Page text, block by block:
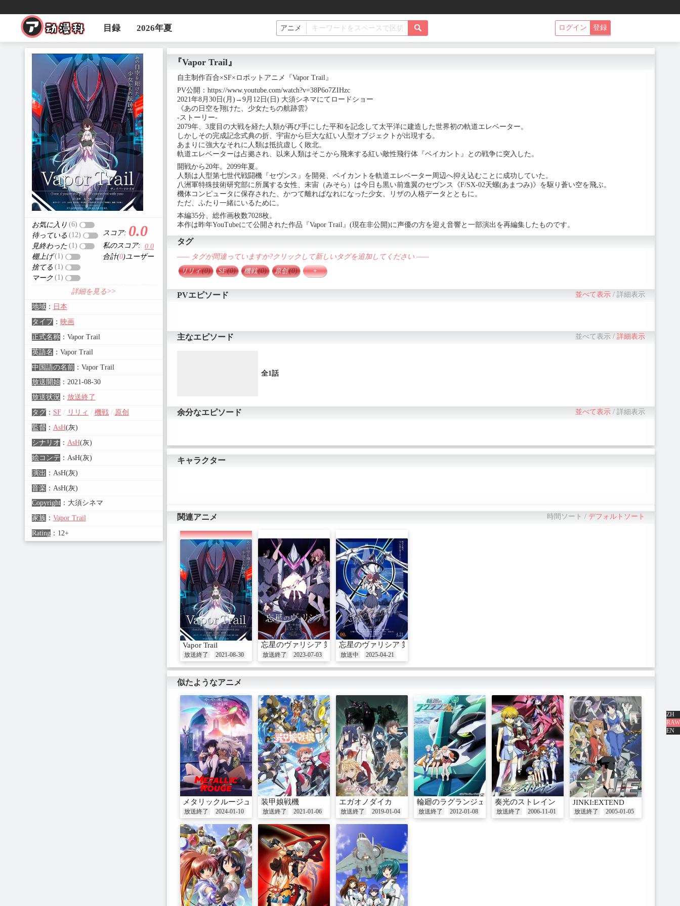
目録 2026年夏 ログイン 登録
ZH
RAW
EN
お気に入り (6)
待っている (12)
見終わった (1)
棚上げ (1)
捨てる (1)
マーク (1)
スコア: 0.0
私のスコア: 0.0
合計(0)ユーザー
詳細を見る>>
地域： 日本
タイプ： 映画
正式名称： Vapor Trail
英語名 ： Vapor Trail
中国語の名前： Vapor Trail
放送開始： 2021-08-30
放送状況 ： 放送終了
タグ： SF / リリィ / 機戦 / 原创
監督 ： AsH(灰)
シナリオ ： AsH(灰)
絵コンテ ： AsH(灰)
演出 ： AsH(灰)
音楽 ： AsH(灰)
Copyright： 大須シネマ
家族： Vapor Trail
Rating： 12+
『Vapor Trail』
自主制作百合×SF×ロボットアニメ『Vapor Trail』
PV公開：https://www.youtube.com/watch?v=38P6o7ZIHzc
2021年8月30日(月)→9月12日(日) 大須シネマにてロードショー
《あの日空を翔けた、少女たちの航跡雲》
-ストーリー-
2079年、3度目の大戦を経た人類が再び手にした平和を記念して太平洋に建造した世界初の軌道エレベーター。
しかしその完成記念式典の折、宇宙から巨大な紅い人型オブジェクトが出現する。
あまりに強大なそれに人類は抵抗虚しく敗北。
軌道エレベーターは占拠され、以来人類はそこから飛来する紅い敵性飛行体『ベイカント』との戦争に突入した。
開戦から20年。2099年夏。
人類は人型第七世代戦闘機『セヴンス』を開発、ベイカントを軌道エレベーター周辺へ抑え込むことに成功していた。
八洲軍特殊技術研究部に所属する女性、未宙（みそら）は今日も黒い前進翼のセヴンス《F/SX-02天螺(あまつみ)》を駆り蒼い空を飛ぶ。
機体コンピュータに保存された、かつて離ればなれになった少女、リザの人格データとともに。
ただ、ふたり一緒にいるために。
本編35分、総作画枚数7028枚。
本作は昨年YouTubeにて公開された作品『Vapor Trail』(現在非公開)に声優の方を迎え音響と一部演出を再編集したものです。
タグ
—— タグが間違っていますか?クリックして新しいタグを追加してください ——
リリィ(0) SF(0) 機戦(0) 原创(0) +
PVエピソード 並べて表示/ 詳細表示
主なエピソード 並べて表示/ 詳細表示
全1話
余分なエピソード 並べて表示/ 詳細表示
キャラクター
関連アニメ 時間ソート / デフォルトソート
Vapor Trail
放送終了 2021-08-30
忘星のヴァリシア 第一章：劫火
放送終了 2023-07-03
忘星のヴァリシア 第二章：群青
放送中 2025-04-21
似たようなアニメ
メタリックルージュ
放送終了 2024-01-10
装甲娘戦機
放送終了 2021-01-06
エガオノダイカ
放送終了 2019-01-04
輪廻のラグランジェ
放送終了 2012-01-08
奏光のストレイン
放送終了 2006-11-01
JINKI:EXTEND
放送終了 2005-01-05